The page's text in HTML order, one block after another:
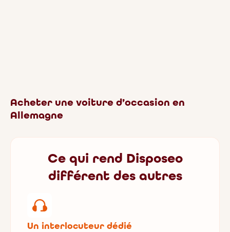
Acheter une voiture d’occasion en
Allemagne
Ce qui rend Disposeo
différent des autres
Un interlocuteur dédié